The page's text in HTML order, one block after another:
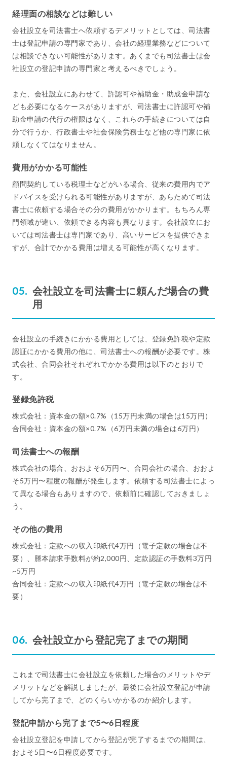
経理面の相談などは難しい
会社設立を司法書士へ依頼するデメリットとしては、司法書
士は登記申請の専門家であり、会社の経理業務などについて
は相談できない可能性があります。あくまでも司法書士は会
社設立の登記申請の専門家と考えるべきでしょう。
また、会社設立にあわせて、許認可や補助金・助成金申請な
ども必要になるケースがありますが、司法書士に許認可や補
助金申請の代行の権限はなく、これらの手続きについては自
分で行うか、行政書士や社会保険労務士など他の専門家に依
頼しなくてはなりません。
費用がかかる可能性
顧問契約している税理士などがいる場合、従来の費用内でア
ドバイスを受けられる可能性がありますが、あらためて司法
書士に依頼する場合その分の費用がかかります。もちろん専
門領域が違い、依頼できる内容も異なります。会社設立にお
いては司法書士は専門家であり、高いサービスを提供できま
すが、合計でかかる費用は増える可能性が高くなります。
会社設立を司法書士に頼んだ場合の費
用
会社設立の手続きにかかる費用としては、登録免許税や定款
認証にかかる費用の他に、司法書士への報酬が必要です。株
式会社、合同会社それぞれでかかる費用は以下のとおりで
す。
登録免許税
株式会社：資本金の額×0.7%（15万円未満の場合は15万円）
合同会社：資本金の額×0.7%（6万円未満の場合は6万円）
司法書士への報酬
株式会社の場合、おおよそ6万円〜、合同会社の場合、おおよ
そ5万円〜程度の報酬が発生します。依頼する司法書士によっ
て異なる場合もありますので、依頼前に確認しておきましょ
う。
その他の費用
株式会社：定款への収入印紙代4万円（電子定款の場合は不
要）、謄本請求手数料が約2,000円、定款認証の手数料3万円
~5万円
合同会社：定款への収入印紙代4万円（電子定款の場合は不
要）
会社設立から登記完了までの期間
これまで司法書士に会社設立を依頼した場合のメリットやデ
メリットなどを解説しましたが、最後に会社設立登記が申請
してから完了まで、どのくらいかかるのか紹介します。
登記申請から完了まで5〜6日程度
会社設立登記を申請してから登記が完了するまでの期間は、
およそ5日〜6日程度必要です。